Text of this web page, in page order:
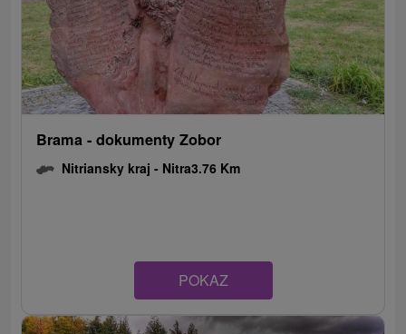
Brama - dokumenty Zobor
Nitriansky kraj - Nitra3.76 Km
POKAZ